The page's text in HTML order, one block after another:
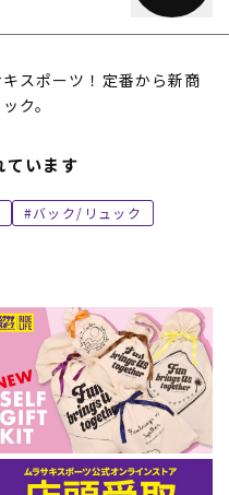
スポーツ！定番から新商
ク。
ています
バック/リュック